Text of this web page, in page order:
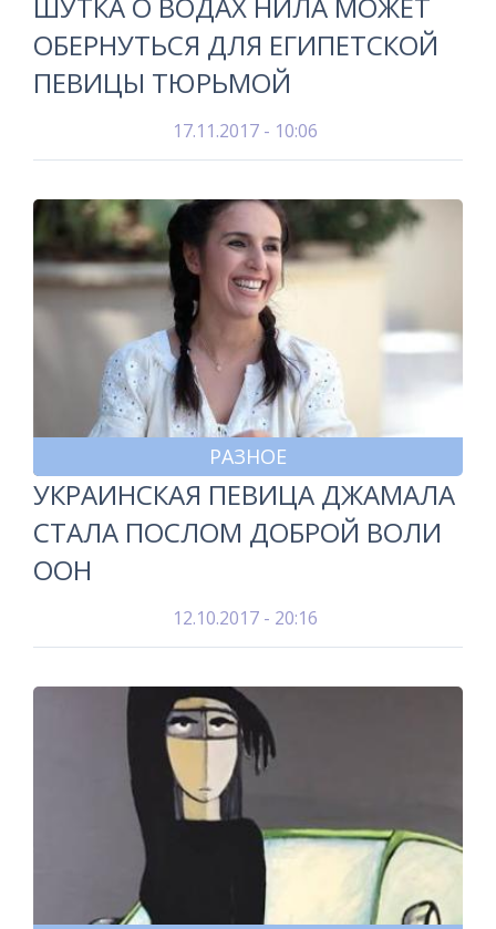
ОБЕРНУТЬСЯ ДЛЯ ЕГИПЕТСКОЙ
ПЕВИЦЫ ТЮРЬМОЙ
17.11.2017 - 10:06
РАЗНОЕ
УКРАИНСКАЯ ПЕВИЦА ДЖАМАЛА
СТАЛА ПОСЛОМ ДОБРОЙ ВОЛИ
ООН
12.10.2017 - 20:16